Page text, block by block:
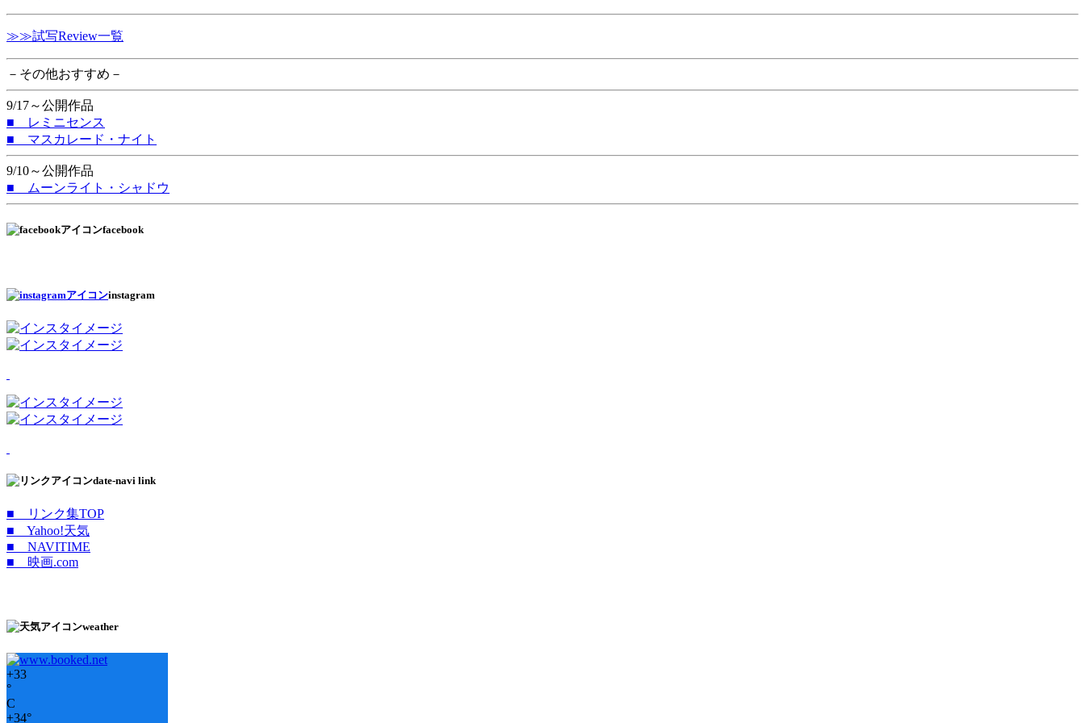
≫≫試写Review一覧
－その他おすすめ－
9/17～公開作品
■ レミニセンス
■ マスカレード・ナイト
9/10～公開作品
■ ムーンライト・シャドウ
facebook
instagram
date-navi link
■ リンク集TOP
■ Yahoo!天気
■ NAVITIME
■ 映画.com
weather
+33
°
C
+34°